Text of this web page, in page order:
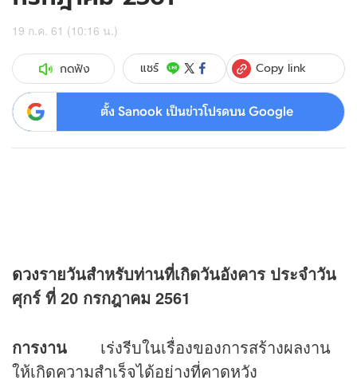
19 ก.ค. 61 (10:16 น.)
กดฟัง แชร์ Copy link
ตั้ง Sanook เป็นข่าวโปรดบน Google
ดวงรายวันสำหรับท่านที่เกิดวันอังคาร ประจำวัน
ศุกร์ ที่ 20 กรกฎาคม 2561
การงาน เร่งรีบในเรื่องของการสร้างผลงาน
ให้เกิดความสำเร็จได้อย่างที่คาดหวัง